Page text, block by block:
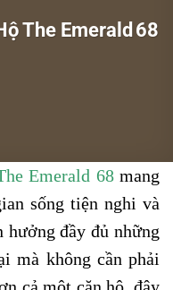
The Emerald 68
Emerald 68 mang
sống tiện nghi và
hưởng đầy đủ những
mà không cần phải